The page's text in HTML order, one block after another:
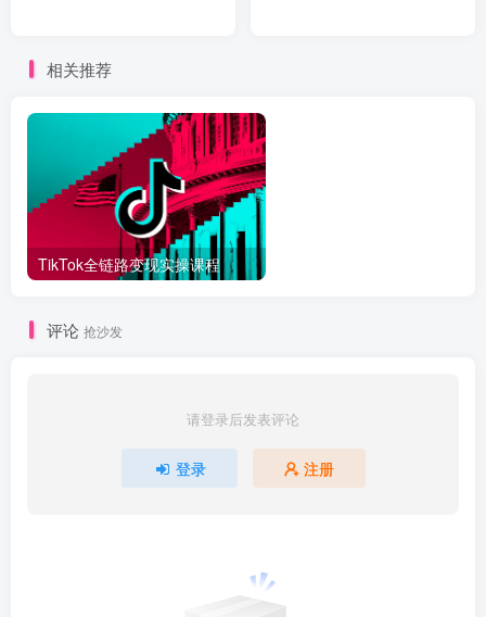
相关推荐
TikTok全链路变现实操课程
评论 抢沙发
请登录后发表评论
登录 注册